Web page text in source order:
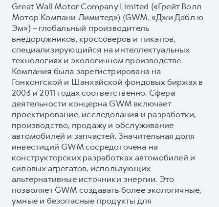
Great Wall Motor Company Limited («Грейт Волл
Мотор Компани Лимитед») (GWM, «Джи Дабл ю
Эм») – глобальный производитель
внедорожников, кроссоверов и пикапов,
специализирующийся на интеллектуальных
технологиях и экологичном производстве.
Компания была зарегистрирована на
Гонконгской и Шанхайской фондовых биржах в
2003 и 2011 годах соответственно. Сфера
деятельности концерна GWM включает
проектирование, исследования и разработки,
производство, продажу и обслуживание
автомобилей и запчастей. Значительная доля
инвестиций GWM сосредоточена на
конструкторских разработках автомобилей и
силовых агрегатов, использующих
альтернативные источники энергии. Это
позволяет GWM создавать более экологичные,
умные и безопасные продукты для